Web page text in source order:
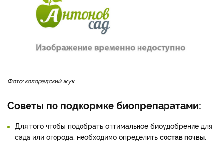
Фото: колорадский жук
Советы по подкормке биопрепаратами:
Для того чтобы подобрать оптимальное биоудобрение для
сада или огорода, необходимо определить состав почвы.